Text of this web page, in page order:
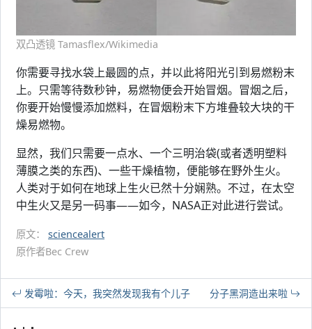
双凸透镜 Tamasflex/Wikimedia
你需要寻找水袋上最圆的点，并以此将阳光引到易燃粉末
上。只需等待数秒钟，易燃物便会开始冒烟。冒烟之后，
你要开始慢慢添加燃料，在冒烟粉末下方堆叠较大块的干
燥易燃物。
显然，我们只需要一点水、一个三明治袋(或者透明塑料
薄膜之类的东西)、一些干燥植物，便能够在野外生火。
人类对于如何在地球上生火已然十分娴熟。不过，在太空
中生火又是另一码事——如今，NASA正对此进行尝试。
原文： sciencealert
原作者Bec Crew
发霉啦：今天，我突然发现我有个儿子 分子黑洞造出来啦